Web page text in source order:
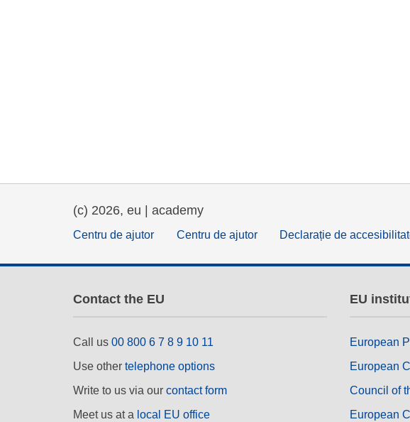
(c) 2026, eu | academy
Centru de ajutor Centru de ajutor Declarație de
Contact the EU
Call us 00 800 6 7 8 9 10 11
Use other telephone options
Write to us via our contact form
Meet us at a local EU office
EU
European
European
Council of
European